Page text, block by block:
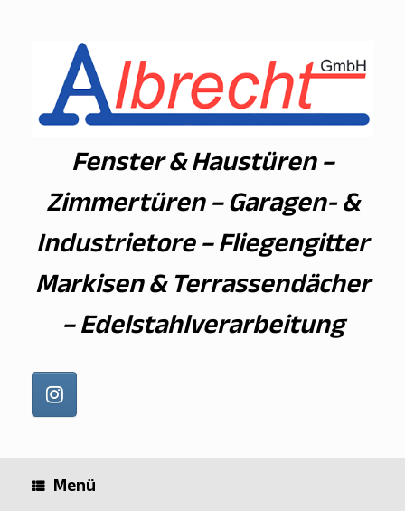
Fenster & Haustüren –
Zimmertüren – Garagen- &
Industrietore – Fliegengitter
Markisen & Terrassendächer
– Edelstahlverarbeitung
Menü